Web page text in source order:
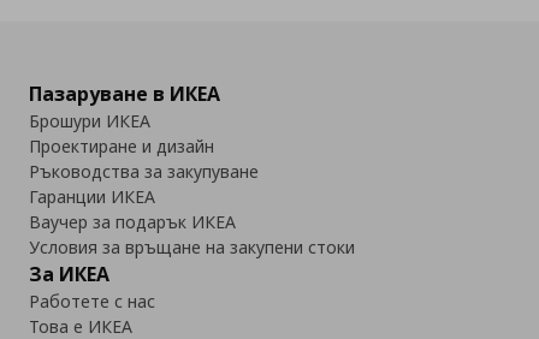
Пазаруване в ИКЕА
Брошури ИКЕА
Проектиране и дизайн
Ръководства за закупуване
Гаранции ИКЕА
Ваучер за подарък ИКЕА
Условия за връщане на закупени стоки
За ИКЕА
Работете с нас
Това е ИКЕА